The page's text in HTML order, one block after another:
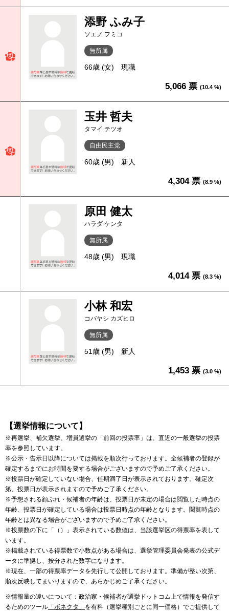
添野 ふみ子
ソエノ フミコ
無所属
66歳 (女) 現職
5,066 票 (10.4 %)
玉井 哲夫
タマイ テツオ
自由民主党
60歳 (男) 新人
4,304 票 (8.9 %)
原田 健太
ハラダ ケンタ
無所属
48歳 (男) 現職
4,014 票 (8.3 %)
小林 和宏
コバヤシ カズヒロ
無所属
51歳 (男) 新人
1,453 票 (3.0 %)
【選挙情報について】
※再選挙、補欠選挙、増員選挙の「前回の投票率」は、直近の一般選挙の投票
率を参照しています。
※公示・告示日以降については掲載を順次行っております。全候補者の登録が
確定するまでにお時間を要する場合がございますので予めご了承ください。
※投票日が確定していない場合、任期満了日が表示されております。確定次
第、投票日が表示されますので予めご了承ください。
※予想される顔ぶれ・候補者の年齢は、投票日が未定の場合は閲覧した時点の
年齢、投票日が確定している場合は投票日時点の年齢となります。閲覧時点の
年齢とは異なる場合がございますので予めご了承ください。
※投票数の下に「（）」表示されている数値は、当該選挙区の得票率を表して
います。
※掲載されている得票数で小数点がある場合は、選挙管理委員会発表の公式デ
ータに準拠し、按分された数字になります。
※現在、一部の得票率データを先行して公開しております。準備が整い次第、
順次反映してまいりますので、あらかじめご了承ください。
※情報量の違いについて：政治家・候補者が選挙ドットコム上で情報を発信す
るためのツール 「ボネクタ」 を有料（選挙種別ごとに同一価格）でご提供して